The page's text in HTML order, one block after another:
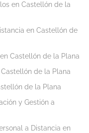
en Castellón de la
en Castellón de
Castellón de la Plana
de la Plana
de la Plana
y Gestión a
a Distancia en